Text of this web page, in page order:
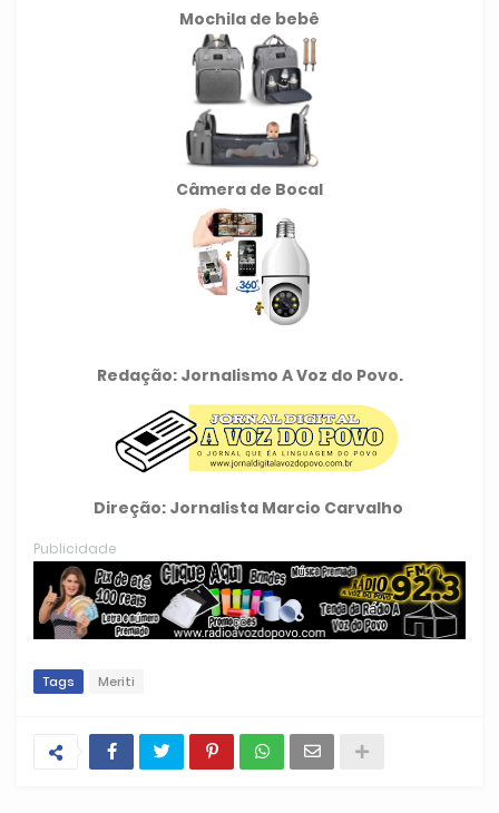
Mochila de bebê
Câmera de Bocal
Redação: Jornalismo A Voz do Povo.
Direção: Jornalista Marcio Carvalho
Publicidade
Tags Meriti